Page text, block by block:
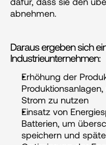
abnehmen.
Daraus ergeben sich
Industrieunternehmen:
Erhöhung der
Strom zu nutzen
Einsatz von
Batterien, um
speichern und